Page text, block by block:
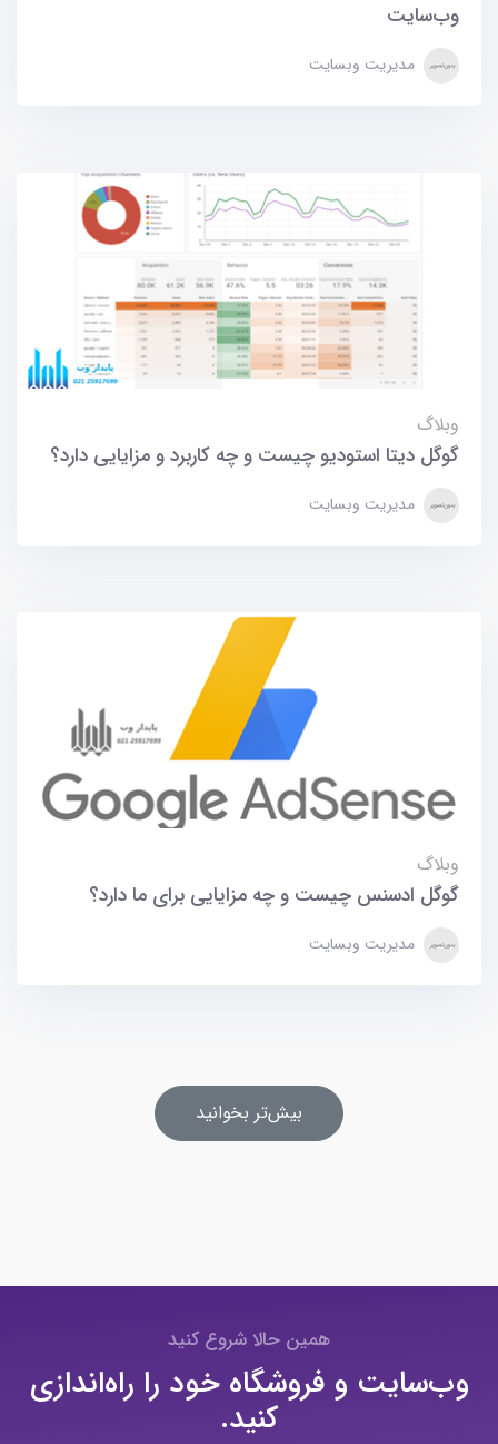
وب‌سایت
مدیریت وبسایت
وبلاگ
گوگل دیتا استودیو چیست و چه کاربرد و مزایایی دارد؟
مدیریت وبسایت
وبلاگ
گوگل ادسنس چیست و چه مزایایی برای ما دارد؟
مدیریت وبسایت
بیش‌تر بخوانید
همین حالا شروع کنید
وب‌سایت و فروشگاه خود را راه‌اندازی
کنید.